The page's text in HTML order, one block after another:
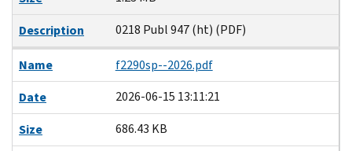
Description
0218 Publ 947 (ht) (PDF)
Name
f2290sp--2026.pdf
Date
2026-06-15 13:11:21
Size
686.43 KB